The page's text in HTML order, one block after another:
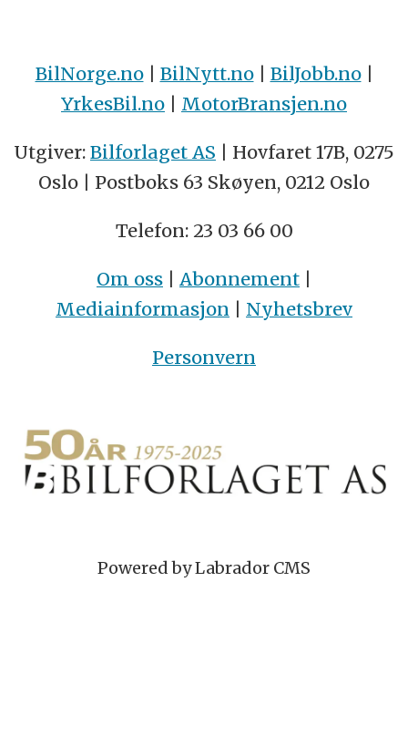
BilNorge.no| BilNytt.no| BilJobb.no|
YrkesBil.no | MotorBransjen.no
Utgiver: Bilforlaget AS | Hovfaret 17B, 0275
Oslo | Postboks 63 Skøyen, 0212 Oslo
Telefon: 23 03 66 00
Om oss | Abonnement |
Mediainformasjon | Nyhetsbrev
Personvern
Powered by Labrador CMS